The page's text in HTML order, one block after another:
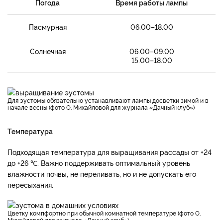
Погода Время работы лампы
Пасмурная 06.00–18.00
Солнечная
06.00–09.00
15.00–18.00
Для эустомы обязательно устанавливают лампы досветки зимой и в
начале весны (фото О. Михайловой для журнала «Дачный клуб»)
Температура
Подходящая температура для выращивания рассады от +24
до +26 ℃. Важно поддерживать оптимальный уровень
влажности почвы, не переливать, но и не допускать его
пересыхания.
Цветку компфортно при обычной комнатной температуре (фото О.